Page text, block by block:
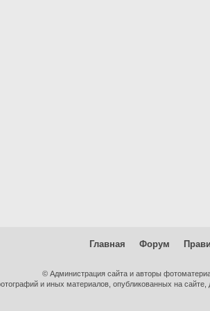
Главная Форум
© Администрация сайта и авторы
и иных материалов, опубликованных на сайте,